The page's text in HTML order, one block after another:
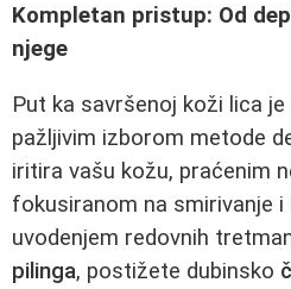
Kompletan pristup: Od
njege
Put ka savršenoj koži lica
pažljivim izborom metode
iritira vašu kožu, praćenim
fokusiranom na smirivanje
uvodenjem redovnih
pilinga, postižete dubinsko